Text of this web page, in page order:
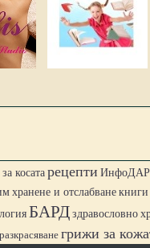
косатарецепти ИнфоДАР
хранене и отслабванекниги
БАРДздравословно
разкрасяванегрижи за